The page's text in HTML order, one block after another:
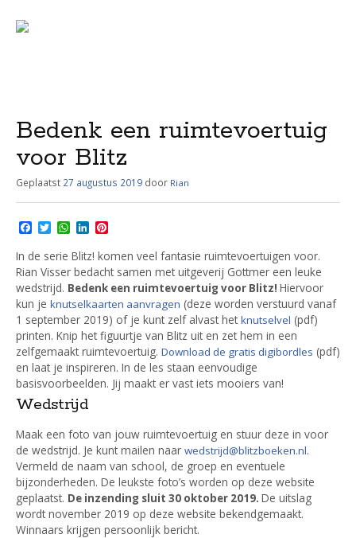
Bedenk een ruimtevoertuig
voor Blitz
Geplaatst 27 augustus 2019 door Rian
c
e
b
o
o
k
T
w
i
t
t
e
r
W
h
a
t
s
A
p
p
n
k
e
d
I
n
n
t
e
r
e
s
t
In de serie Blitz! komen veel fantasie ruimtevoertuigen voor.
Rian Visser bedacht samen met uitgeverij Gottmer een leuke
wedstrijd. Bedenk een ruimtevoertuig voor Blitz! Hiervoor
kun je knutselkaarten aanvragen (deze worden verstuurd vanaf
1 september 2019) of je kunt zelf alvast het knutselvel (pdf)
printen. Knip het figuurtje van Blitz uit en zet hem in een
zelfgemaakt ruimtevoertuig. Download de gratis digibordles (pdf)
en laat je inspireren. In de les staan eenvoudige
basisvoorbeelden. Jij maakt er vast iets mooiers van!
Wedstrijd
Maak een foto van jouw ruimtevoertuig en stuur deze in voor
de wedstrijd. Je kunt mailen naar wedstrijd@blitzboeken.nl.
Vermeld de naam van school, de groep en eventuele
bijzonderheden. De leukste foto’s worden op deze website
geplaatst. De inzending sluit 30 oktober 2019. De uitslag
wordt november 2019 op deze website bekendgemaakt.
Winnaars krijgen persoonlijk bericht.